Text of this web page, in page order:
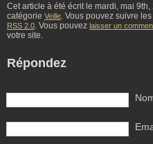
Cet article à été écrit le mardi, mai
catégorie Veille . Vous pouvez suivre
RSS 2.0 . Vous pouvez laisser un
votre site.
Répondez